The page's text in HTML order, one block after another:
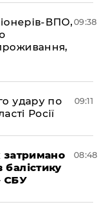
ВПО,09:38
удару по
Росії
09:11
затримано
СБУ
08:48